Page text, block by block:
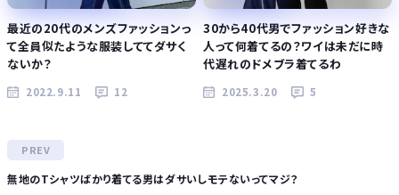
最近の20代のメンズファッションっ
て全員似たような服装しててダサく
ないか？
2022.9.11 12
30から40代男でファッション好きな
人って何着てるの？ワイは未だに時
代遅れのドメブラ着てるわ
2025.3.20 5
無地のTシャツばかり着てる男はダサいしモテないってマジ？